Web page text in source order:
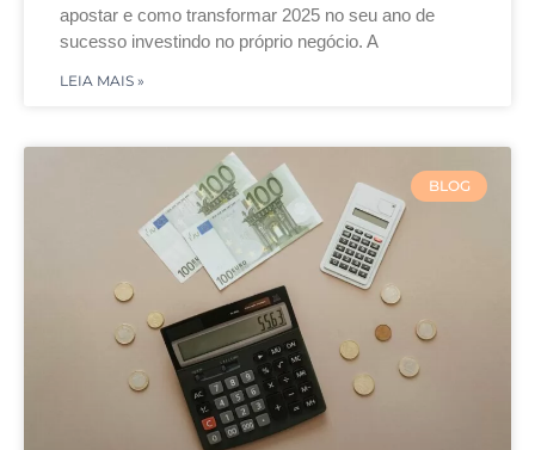
apostar e como transformar 2025 no seu ano de
sucesso investindo no próprio negócio. A
LEIA MAIS »
BLOG